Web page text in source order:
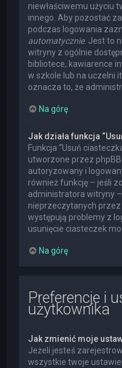
niewłaściwemu użyciu
innego. Aby pozostać
podczas logowania
automatycznie. Jest to
witryny z ogólnie
bibliotece, kawiarence
w szkole lub na uczelni
oznacza to, że
Na górę
Jak działa funkcja
Funkcja “Usuń
utworzone przez
autoryzowany i
również funkcję – jeśli
administratora witryny
nieprzeczytanych
występują problemy z
usunięcie ciasteczek
Na górę
Preferencje i
użytkownika
Jak zmienić moje
Jeżeli jesteś
wszystkie twoje